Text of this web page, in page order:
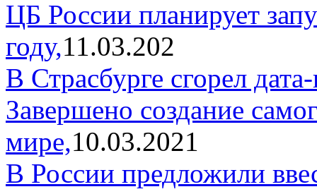
ЦБ России планирует
году,11.03.202
В Страсбурге сгорел
Завершено создание
мире,10.03.2021
В России предложили